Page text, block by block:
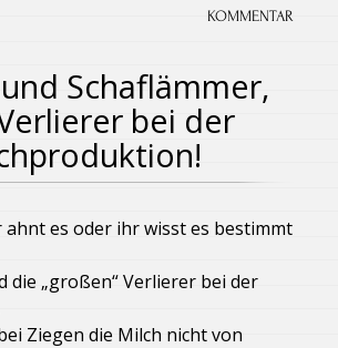
KOMMENTAR
Schaflämmer,
bei der
ahnt es oder ihr wisst es bestimmt
die „großen“ Verlierer bei der
Ziegen die Milch nicht von